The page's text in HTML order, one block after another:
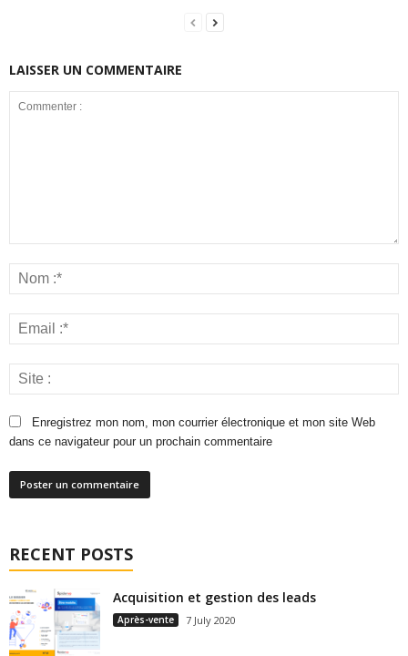
LAISSER UN COMMENTAIRE
Enregistrez mon nom, mon courrier électronique et mon site Web
dans ce navigateur pour un prochain commentaire
RECENT POSTS
Acquisition et gestion des leads
Après-vente 7 July 2020